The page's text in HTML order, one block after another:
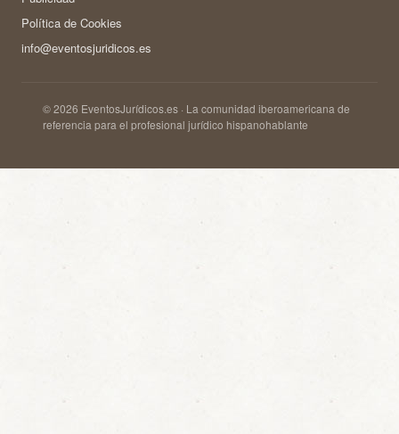
Política de Cookies
info@eventosjuridicos.es
© 2026 EventosJurídicos.es · La comunidad iberoamericana de
referencia para el profesional jurídico hispanohablante